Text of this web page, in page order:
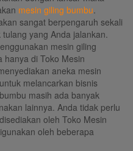
mesin giling bumbu.
sangat berpengaruh sekali
yang Anda jalankan.
mesin giling
hanya di Toko Mesin
aneka mesin
melancarkan bisnis
masih ada banyak
lainnya. Anda tidak perlu
oleh Toko Mesin
oleh beberapa